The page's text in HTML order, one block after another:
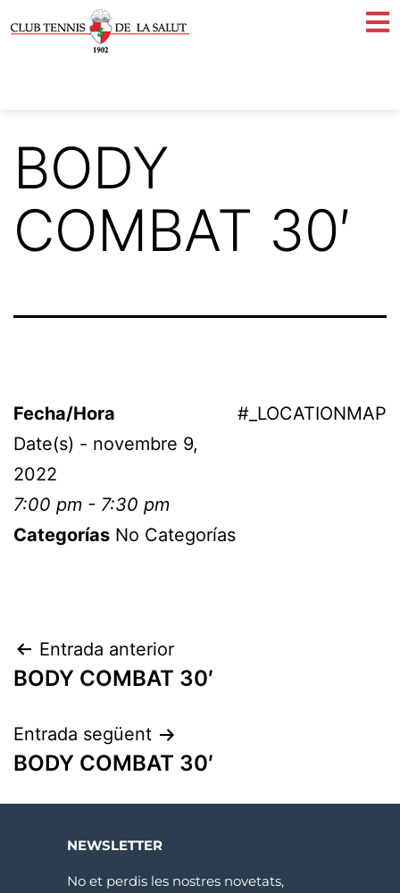
BODY
COMBAT 30′
#_LOCATIONMAP
Fecha/Hora
Date(s) - novembre 9,
2022
7:00 pm - 7:30 pm
Categorías No Categorías
Entrada anterior
BODY COMBAT 30′
Entrada següent
BODY COMBAT 30′
NEWSLETTER
No et perdis les nostres novetats,